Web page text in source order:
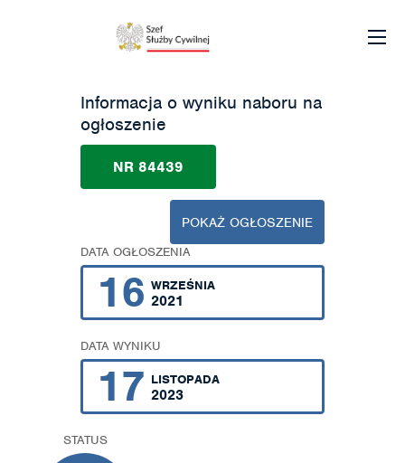
Informacja o wyniku naboru na
ogłoszenie
NR 84439
POKAŻ OGŁOSZENIE
DATA OGŁOSZENIA
16 WRZEŚNIA
2021
DATA WYNIKU
17 LISTOPADA
2023
STATUS